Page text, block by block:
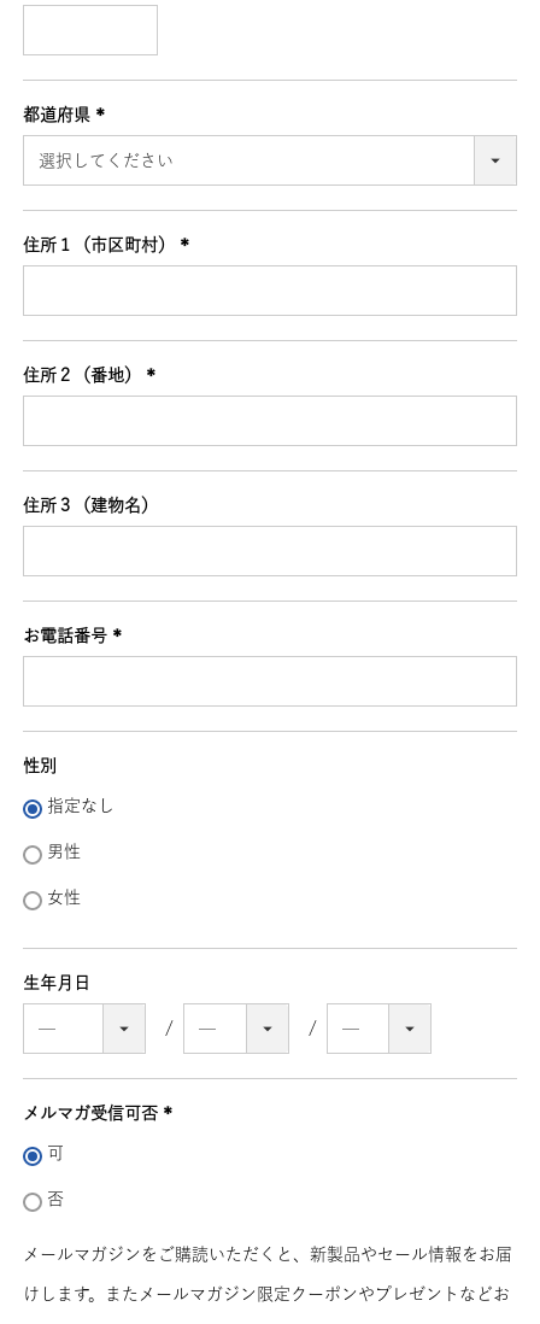
須)
都道府県
須)
住所１（市区町村）
須)
住所２（番地）
須)
住所３（建物名）
お電話番号
須)
性別
指定なし
男性
女性
生年月日
メルマガ受信可否
可
否
メールマガジンをご購読いただくと、新製品やセール情報をお届
けします。またメールマガジン限定クーポンやプレゼントなどお